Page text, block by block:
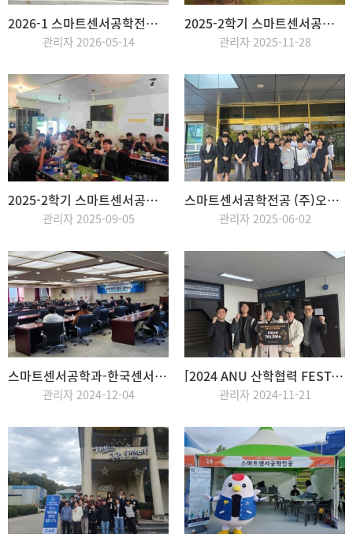
2026-1 스마트센서공학전공 MT
관리자 2026-05-14
2025-2학기 스마트센서공학전공 MT
관리자 2025-11-28
2025-2학기 스마트센서공학전공 개강파티
관리자 2025-09-05
스마트센서공학전공 (주)오토닉스 현장체험학습
관리자 2025-06-02
스마트센서공학과-한국센서산업협회 업무협약식
관리자 2024-12-04
[2024 ANU 산학협력 FESTA] 캡스톤 디자인 스마트센서공학과 홀인원팀 최우수상 수상
관리자 2024-11-21